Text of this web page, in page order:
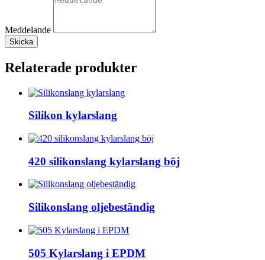
Meddelande
Skicka
Relaterade produkter
Silikon kylarslang
420 silikonslang kylarslang böj
Silikonslang oljebeständig
505 Kylarslang i EPDM